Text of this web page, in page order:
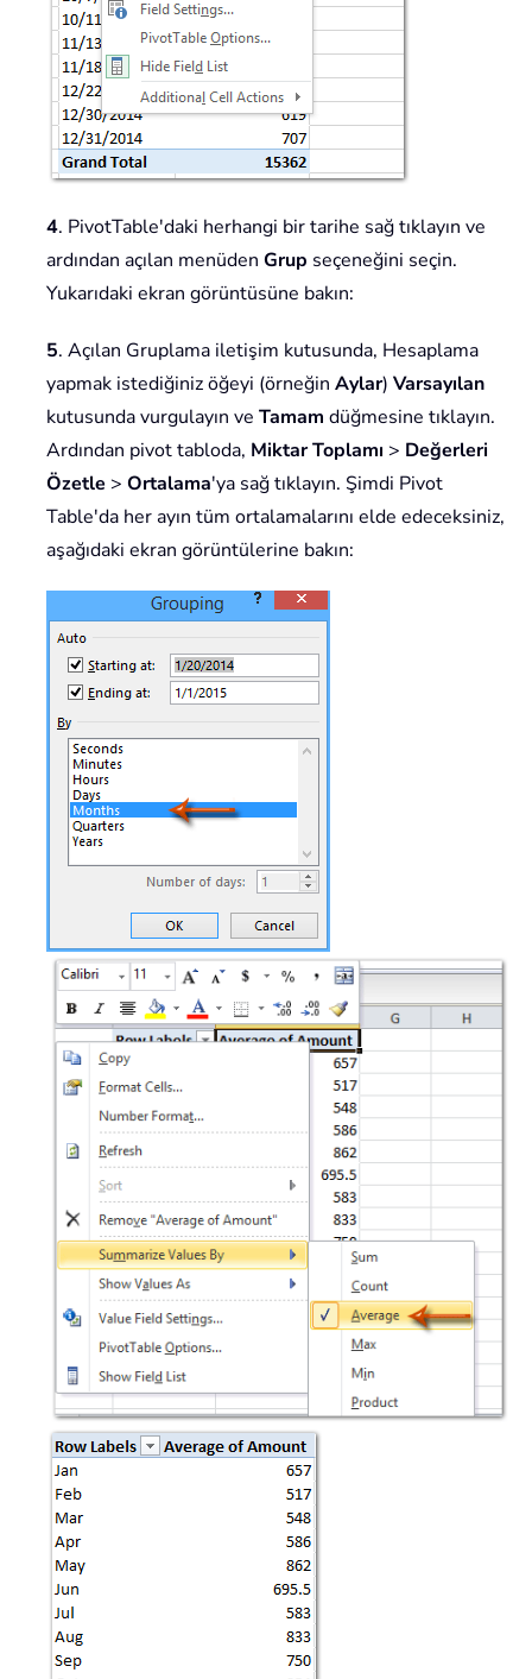
4. PivotTable'daki herhangi bir tarihe sağ tıklayın ve
ardından açılan menüden Grup seçeneğini seçin.
Yukarıdaki ekran görüntüsüne bakın:
5. Açılan Gruplama iletişim kutusunda, Hesaplama
yapmak istediğiniz öğeyi (örneğin Aylar) Varsayılan
kutusunda vurgulayın ve Tamam düğmesine tıklayın.
Ardından pivot tabloda, Miktar Toplamı > Değerleri
Özetle > Ortalama'ya sağ tıklayın. Şimdi Pivot
Table'da her ayın tüm ortalamalarını elde edeceksiniz,
aşağıdaki ekran görüntülerine bakın: